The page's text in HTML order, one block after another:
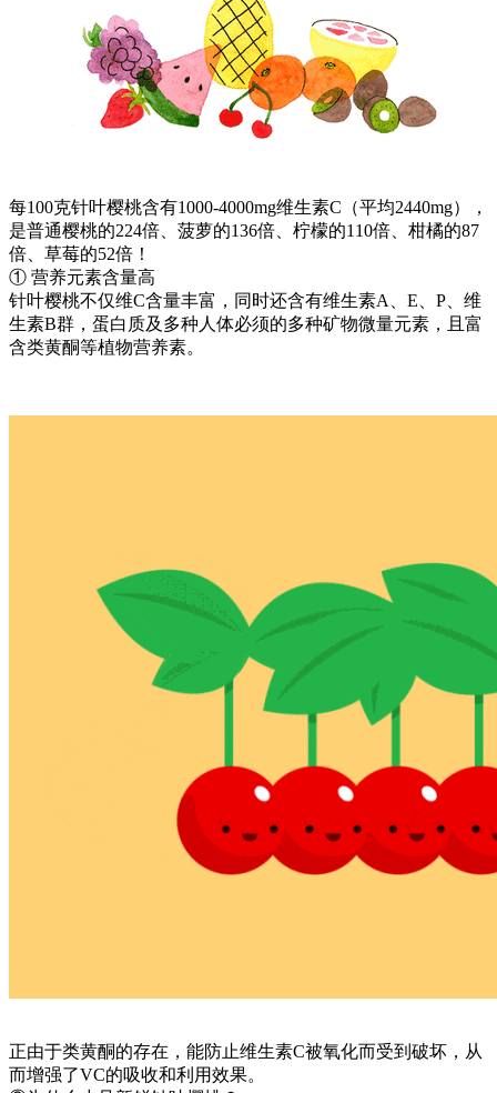
每100克针叶樱桃含有1000-4000mg维生素C（平均2440mg），
是普通樱桃的224倍、菠萝的136倍、柠檬的110倍、柑橘的87
倍、草莓的52倍！
① 营养元素含量高
针叶樱桃不仅维C含量丰富，同时还含有维生素A、E、P、维
生素B群，蛋白质及多种人体必须的多种矿物微量元素，且富
含类黄酮等植物营养素。
正由于类黄酮的存在，能防止维生素C被氧化而受到破坏，从
而增强了VC的吸收和利用效果。